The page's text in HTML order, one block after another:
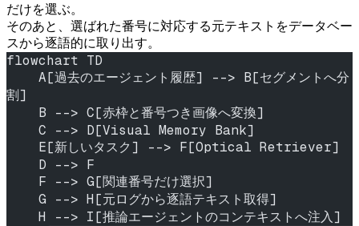
だけを選ぶ。
そのあと、選ばれた番号に対応する元テキストをデータベー
スから逐語的に取り出す。
flowchart TD
割]
    B --> C[赤枠と番号つき画像へ変換]
    C --> D[Visual Memory Bank]
    E[新しいタスク] --> F[Optical Retriever]
    D --> F
    F --> G[関連番号だけ選択]
    G --> H[元ログから逐語テキスト取得]
    H --> I[推論エージェントのコンテキストへ注入]